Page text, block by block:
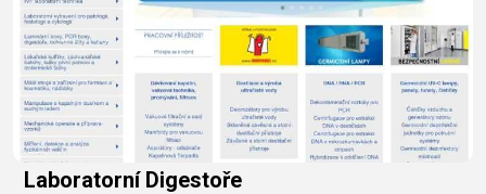
Laboratorní Digestoře